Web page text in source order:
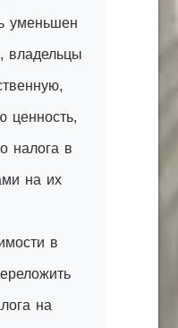
уменьшен
владельцы
ценность,
налога в
на их
в
на